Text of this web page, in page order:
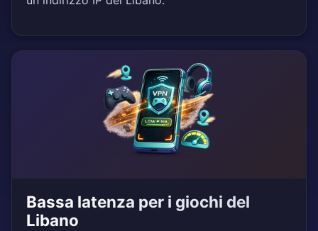
Bassa latenza per i giochi del
Libano